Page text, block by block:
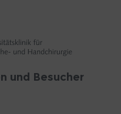
und Besucher